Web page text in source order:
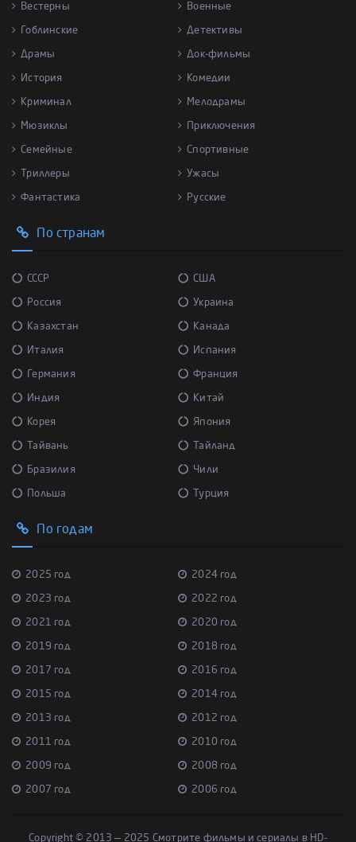
Вестерны Военные
Гоблинские Детективы
Драмы Док-фильмы
История Комедии
Криминал Мелодрамы
Мюзиклы Приключения
Семейные Спортивные
Триллеры Ужасы
Фантастика Русские
По странам
СССР США
Россия Украина
Казахстан Канада
Италия Испания
Германия Франция
Индия Китай
Корея Япония
Тайвань Тайланд
Бразилия Чили
Польша Турция
По годам
2025 год 2024 год
2023 год 2022 год
2021 год 2020 год
2019 год 2018 год
2017 год 2016 год
2015 год 2014 год
2013 год 2012 год
2011 год 2010 год
2009 год 2008 год
2007 год 2006 год
Copyright © 2013 — 2025 Смотрите фильмы и сериалы в HD-